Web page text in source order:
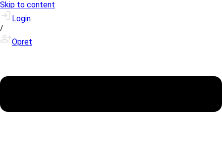
Skip to content
Login
/
Opret